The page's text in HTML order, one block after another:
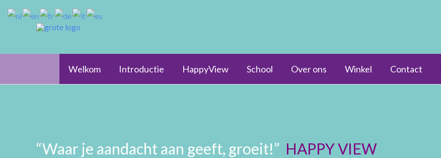
Ga
Welkom Introductie HappyView School Over ons Winkel Contact
“Waar je aandacht aan geeft, groeit!” HAPPY VIEW